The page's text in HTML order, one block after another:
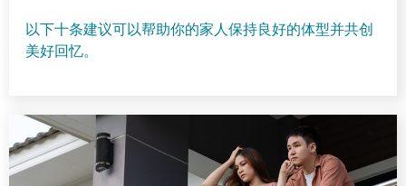
以下十条建议可以帮助你的家人保持良好的体型并共创
美好回忆。